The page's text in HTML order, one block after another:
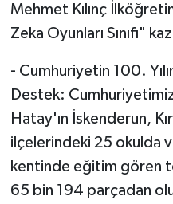
Mehmet Kılınç
Zeka Oyunları Sınıfı"
- Cumhuriyetin 100.
Destek:
Hatay'ın İskenderun,
ilçelerindeki 25 okulda
kentinde eğitim gören
65 bin 194 parçadan